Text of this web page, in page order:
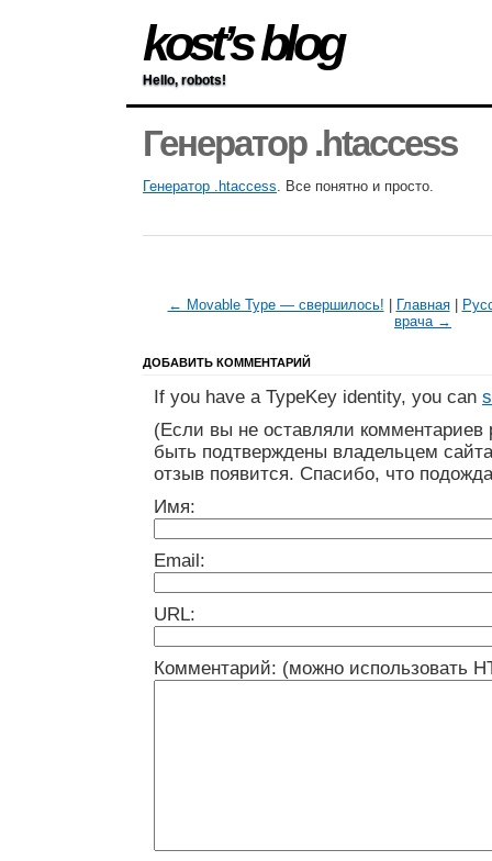
kost’s blog
Hello, robots!
Генератор .htaccess
Генератор .htaccess. Все понятно и просто.
← Movable Type — свершилось! Главная|
врача →
ДОБАВИТЬ КОММЕНТАРИЙ
If you have a TypeKey identity, you can
(Если вы не оставляли
быть подтверждены владельцем
отзыв появится. Спасибо, что
Имя:
Email:
URL:
Комментарий: (можно использовать